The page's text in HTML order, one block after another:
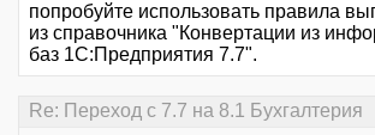
попробуйте использовать правила
из справочника "Конвертации из
баз 1С:Предприятия 7.7".
Re: Переход с 7.7 на 8.1 Бухгалтерия